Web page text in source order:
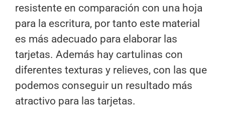
resistente en comparación con una hoja
para la escritura, por tanto este material
es más adecuado para elaborar las
tarjetas. Además hay cartulinas con
diferentes texturas y relieves, con las que
podemos conseguir un resultado más
atractivo para las tarjetas.